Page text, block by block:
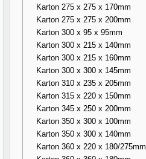
Karton 275 x 275 x 170mm
Karton 275 x 275 x 200mm
Karton 300 x 95 x 95mm
Karton 300 x 215 x 140mm
Karton 300 x 215 x 160mm
Karton 300 x 300 x 145mm
Karton 310 x 235 x 205mm
Karton 315 x 220 x 150mm
Karton 345 x 250 x 200mm
Karton 350 x 300 x 100mm
Karton 350 x 300 x 140mm
Karton 360 x 220 x 180/275mm